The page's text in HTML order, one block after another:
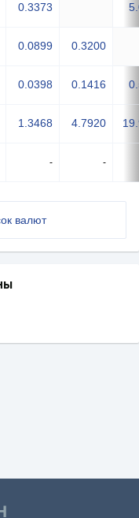
0.3373
0.0899 0.3200
0.0398 0.1416
1.3468 4.7920
- -
валют